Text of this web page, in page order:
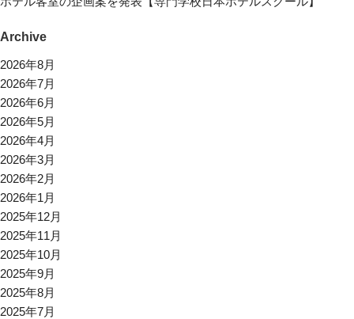
Archive
2026年8月
2026年7月
2026年6月
2026年5月
2026年4月
2026年3月
2026年2月
2026年1月
2025年12月
2025年11月
2025年10月
2025年9月
2025年8月
2025年7月